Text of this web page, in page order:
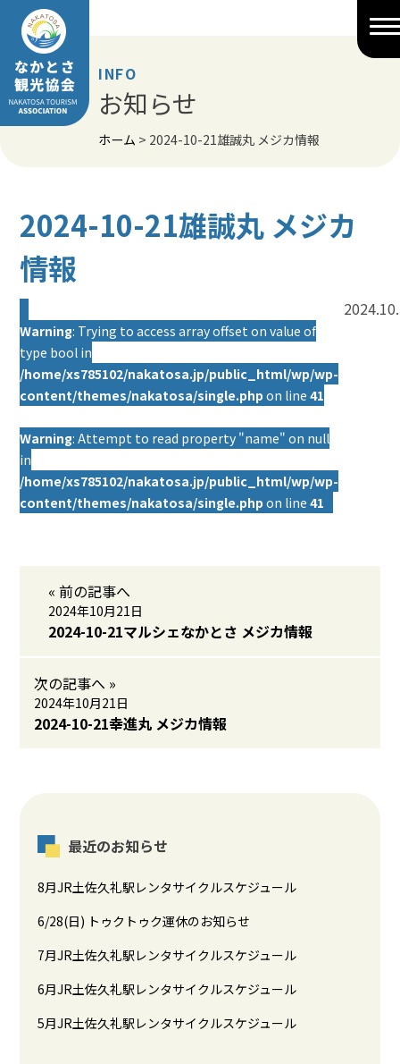
Skip
content
INFO
お知らせ
ホーム > 2024-10-21雄誠丸 メジカ情報
2024-10-21雄誠丸 メジカ
情報
Warning: Trying to access array offset on value of
type bool in
/home/xs785102/nakatosa.jp/public_html/wp/wp-
content/themes/nakatosa/single.php on line41
Warning: Attempt to read property "name" on null
in
/home/xs785102/nakatosa.jp/public_html/wp/wp-
content/themes/nakatosa/single.php on line41
« 前の記事へ
2024年10月21日
2024-10-21マルシェなかとさ メジカ情報
次の記事へ »
2024年10月21日
2024-10-21幸進丸 メジカ情報
最近のお知らせ
8月JR土佐久礼駅レンタサイクルスケジュール
6/28(日) トゥクトゥク運休のお知らせ
7月JR土佐久礼駅レンタサイクルスケジュール
6月JR土佐久礼駅レンタサイクルスケジュール
5月JR土佐久礼駅レンタサイクルスケジュール